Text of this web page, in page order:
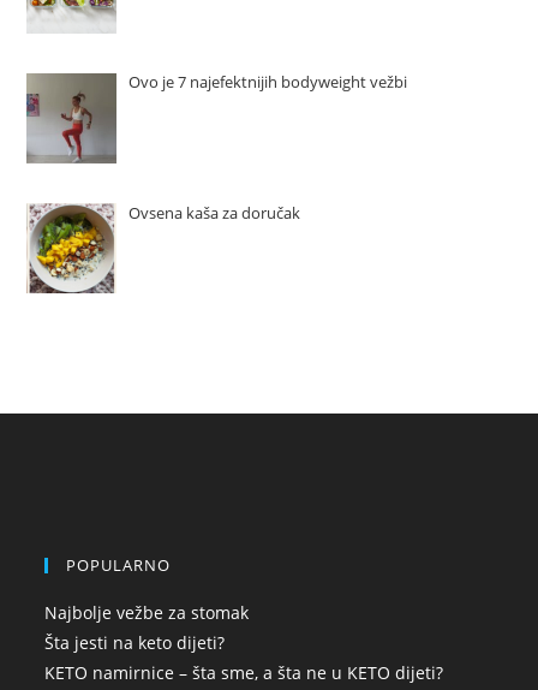
Ovo je 7 najefektnijih bodyweight vežbi
Ovsena kaša za doručak
POPULARNO
Najbolje vežbe za stomak
Šta jesti na keto dijeti?
KETO namirnice – šta sme, a šta ne u KETO dijeti?